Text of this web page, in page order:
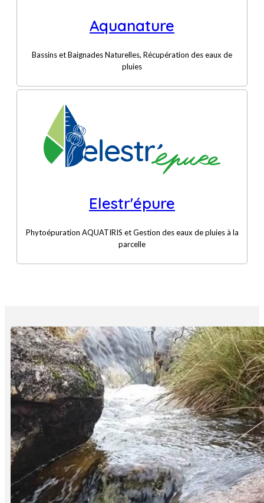
Aquanature
Bassins et Baignades Naturelles, Récupération des eaux de
pluies
Elestr'épure
Phytoépuration AQUATIRIS et Gestion des eaux de pluies à la
parcelle